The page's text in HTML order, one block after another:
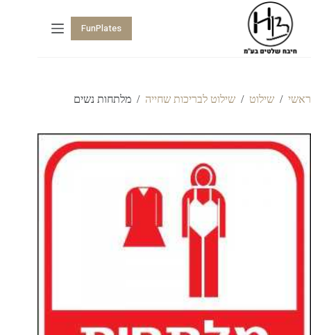
FunPlates
ראשי / שילוט / שילוט לבריכות שחייה / מלתחות נשים